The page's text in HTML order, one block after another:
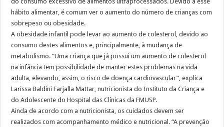
hábito alimentar, é comum ver o aumento do número de crianças com
sobrepeso ou obesidade.
A obesidade infantil pode levar ao aumento de colesterol, devido ao
consumo destes alimentos e, principalmente, à mudança de
metabolismo. “Uma criança que já possui um aumento de colesterol
na infância tem possibilidade de manter estes problemas na vida
adulta, elevando, assim, o risco de doença cardiovascular”, explica
Larissa Baldini Farjalla Mattar, nutricionista do Instituto da Criança e
do Adolescente do Hospital das Clínicas da FMUSP.
Ainda de acordo com a nutricionista, os cuidados devem ser
realizados com acompanhamento médico e nutricional. “A prevenção